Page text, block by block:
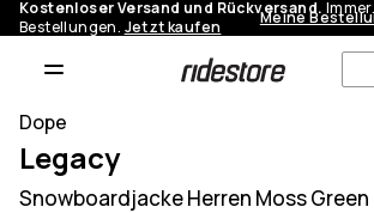
Kostenloser Versand und Rückversand.
Bestellungen. Jetzt kaufen Meine
Dope
Legacy
Snowboardjacke Herren Moss Green